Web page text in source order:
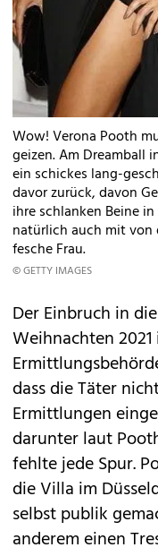
Wow! Verona Pooth
geizen. Am Dreamball
ein schickes lang-
davor zurück, davon
ihre schlanken Beine
natürlich auch mit von
fesche Frau.
© GETTY IMAGES
Der Einbruch in
Weihnachten
dass die Täter
Ermittlungen
darunter laut
fehlte jede Spur.
die Villa im
selbst publik
anderem einen